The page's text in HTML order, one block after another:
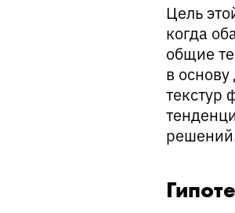
Цель
когда
общие
в
текстур